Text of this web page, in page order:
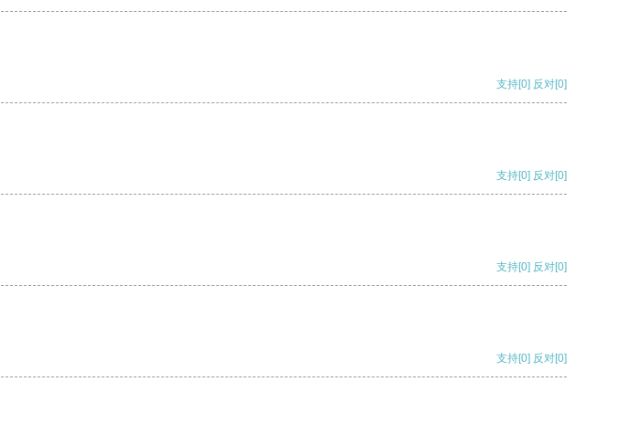
支持[0] 反对[0]
支持[0] 反对[0]
支持[0] 反对[0]
支持[0] 反对[0]